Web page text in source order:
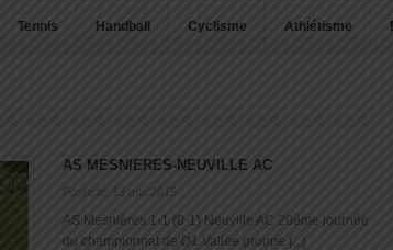
Tennis Handball Cyclisme Athlétisme
AS MESNIERES-NEUVILLE AC
Posté le: 13 mai 2015
AS Mesnières 1-1 (0-1) Neuville AC 20ème journée
du championnat de D1 Vallée groupe [...]